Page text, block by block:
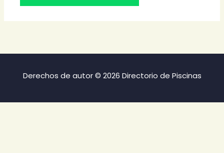
Derechos de autor © 2026 Directorio de Piscinas